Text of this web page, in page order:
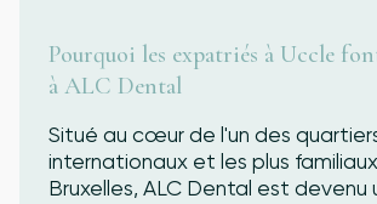
Pourquoi les expatriés à Uccle
à ALC Dental
Situé au cœur de l'un des
internationaux et les plus
Bruxelles, ALC Dental est devenu